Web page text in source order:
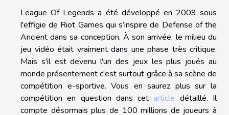
League Of Legends a été développé en 2009 sous
l'effigie de Riot Games qui s’inspire de Defense of the
Ancient dans sa conception. À son arrivée, le milieu du
jeu vidéo était vraiment dans une phase très critique.
Mais s'il est devenu l'un des jeux les plus joués au
monde présentement c'est surtout grâce à sa scène de
compétition e-sportive. Vous en saurez plus sur la
compétition en question dans cet article détaillé. Il
compte désormais plus de 100 millions de joueurs à